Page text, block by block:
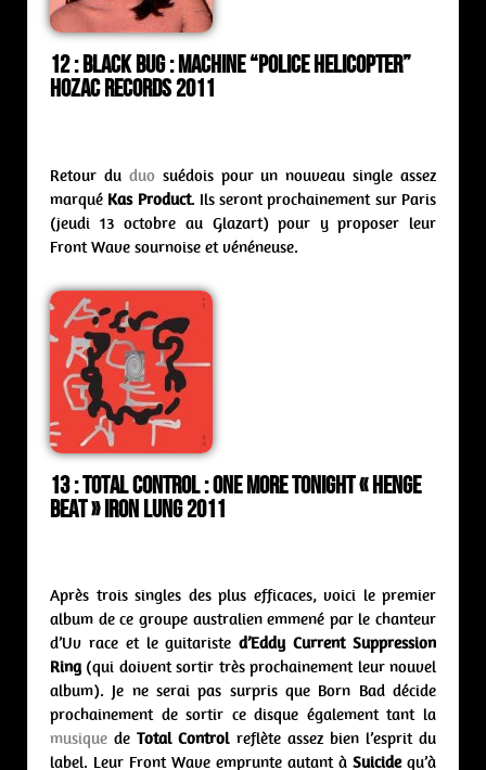
12 : Black Bug : machine “Police Helicopter”
Hozac Records 2011
Retour du duo suédois pour un nouveau single assez
marqué Kas Product. Ils seront prochainement sur Paris
(jeudi 13 octobre au Glazart) pour y proposer leur
Front Wave sournoise et vénéneuse.
13 : Total Control : one more tonight « Henge
Beat » Iron Lung 2011
Après trois singles des plus efficaces, voici le premier
album de ce groupe australien emmené par le chanteur
d’Uv race et le guitaristed’Eddy Current Suppression
Ring (qui doivent sortir très prochainement leur nouvel
album). Je ne serai pas surpris que Born Bad décide
prochainement de sortir ce disque également tant la
musique deTotal Controlreflète assez bien l’esprit du
label. Leur Front Wave emprunte autant à Suicidequ’à